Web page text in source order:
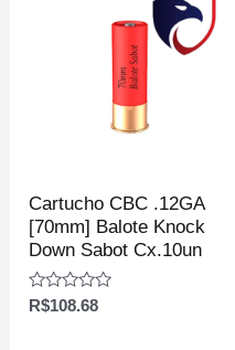
Cartucho CBC .12GA
[70mm] Balote Knock
Down Sabot Cx.10un
Avaliação
R$108.68